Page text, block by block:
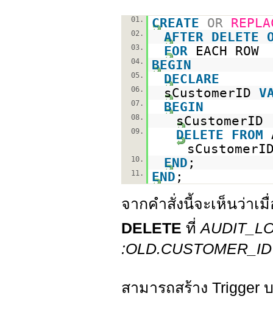
01. CREATE OR
02. AFTER DELETE
03. FOR EACH ROW
04. BEGIN
05. DECLARE
06. sCustomerID
07. BEGIN
08. sCustomerID
09. DELETE FROM
10. END ;
11. END ;
จากคำสั่งนี้จะเห็นว่าเ
DELETE ที่
:OLD.CUSTOMER_ID
สามารถสร้าง Trigger